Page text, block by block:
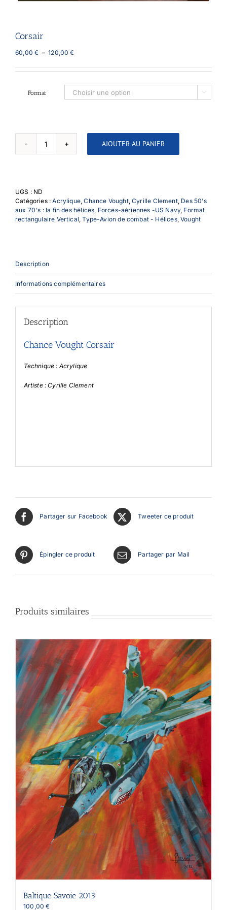
Corsair
60,00€ – 120,00€Plage
prix :
à
120,00 €
Format 
quantité
de
AJOUTER AU PANIER
UGS : ND
Catégories :Acrylique,Chance Vought,Cyrille Clement, Des 50's
aux 70's : la fin des hélices, Forces-aériennes -US Navy, Format
rectangulaire Vertical,Type-Avion de combat - Hélices,Vought
Description
Informations complémentaires
Description
Chance Vought Corsair
Technique : Acrylique
Artiste : Cyrille Clement
Partager sur Facebook Tweeter ce produit
Épingler ce produit Partager par Mail
Produits similaires
Baltique Savoie 2013
100,00€